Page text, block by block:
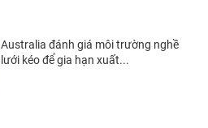
Australia đánh giá môi trường nghề
lưới kéo để gia hạn xuất...